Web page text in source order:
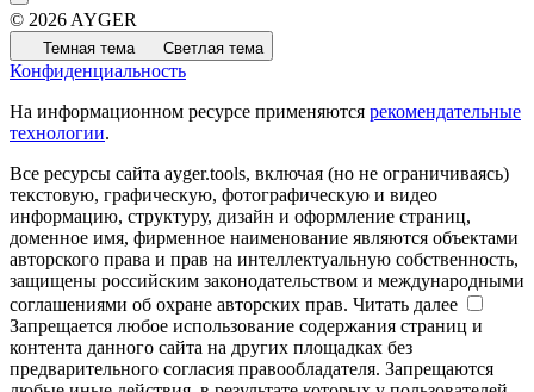
© 2026 AYGER
Темная тема Светлая тема
Конфиденциальность
На информационном ресурсе применяются рекомендательные
технологии.
Все ресурсы сайта ayger.tools, включая (но не ограничиваясь)
текстовую, графическую, фотографическую и видео
информацию, структуру, дизайн и оформление страниц,
доменное имя, фирменное наименование являются объектами
авторского права и прав на интеллектуальную собственность,
защищены российским законодательством и международными
соглашениями об охране авторских прав. Читать далее
Запрещается любое использование содержания страниц и
контента данного сайта на других площадках без
предварительного согласия правообладателя. Запрещаются